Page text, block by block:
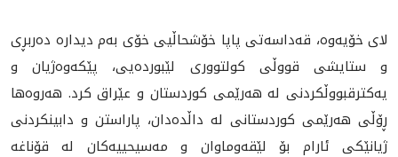
لای خۆیەوە، قەداسەتی پاپا خۆشحاڵیی خۆی بەم دیدارە دەربڕی
و ستایشی قووڵی کولتووری لێبوردەیی، پێکەوەژیان و
یەکترقبووڵکردنى لە هەرێمی کوردستان و عێراق كرد. هه‌روه‌ها
ڕۆڵى هەرێمی کوردستانی لە داڵدەدان، پاراستن و دابینکردنی
ژیانێکی ئارام بۆ لێقەوماوان و مەسیحییەکان لە قۆناغە